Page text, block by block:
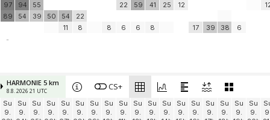
97
89
94
54
55
39
50
54
11
22
8
8
22
6
59
6
41
8
25 12
17 39 38 6
-
HARMONIE 5 km
8.8. 2026 21 UTC CS+
Su
9.
Su
9.
Su
9.
Su
9.
Su
9.
Su
9.
Su
9.
Su
9.
Su
9.
Su
9.
Su
9.
Su
9.
Su
9.
Su
9.
Su
9.
Su
9.
Su
9.
Su
9.